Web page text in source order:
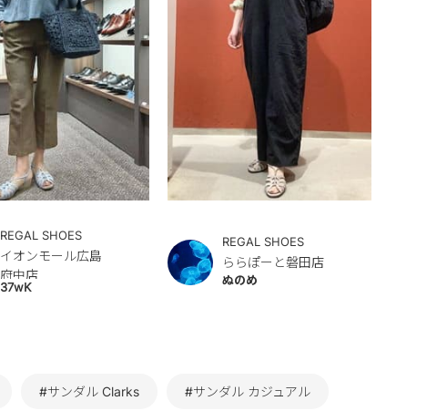
REGAL SHOES
イオンモール広島
府中店
37wK
REGAL SHOES
ららぽーと磐田店
ぬのめ
#サンダル Clarks #サンダル カジュアル